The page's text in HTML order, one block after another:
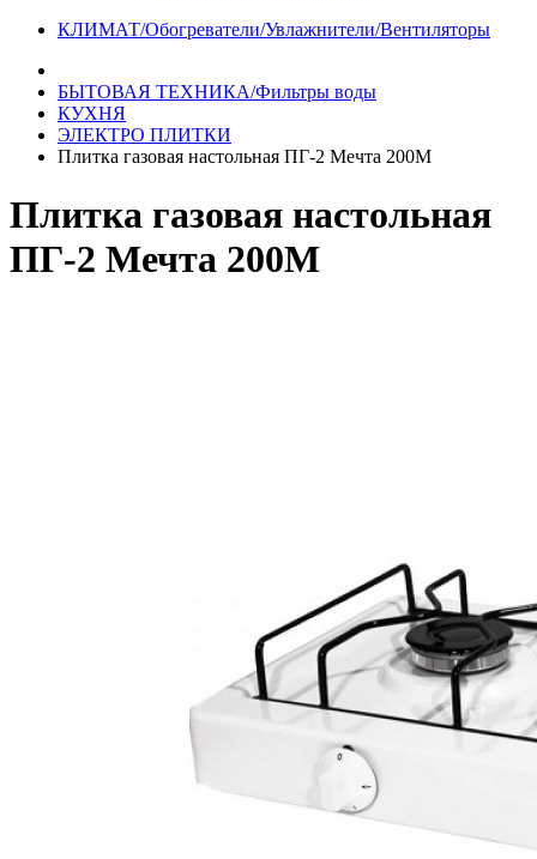
КЛИМАТ/Обогреватели/Увлажнители/Вентиляторы
БЫТОВАЯ ТЕХНИКА/Фильтры воды
КУХНЯ
ЭЛЕКТРО ПЛИТКИ
Плитка газовая настольная ПГ-2 Мечта 200М
Плитка газовая настольная
ПГ-2 Мечта 200М